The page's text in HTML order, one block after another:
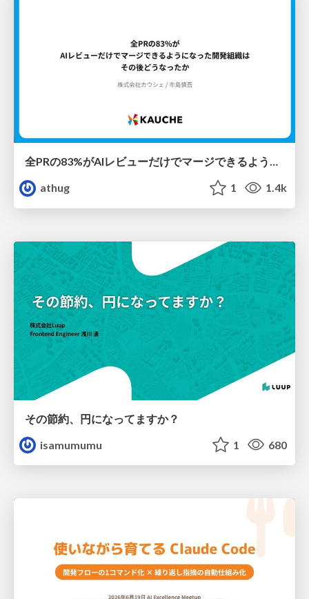
全PRの83%がAIレビューだけでマージできるようになった開発組織はその後どうなったか
athug
1 1.4k
その節約、円になってますか？
isamumumu
1 680